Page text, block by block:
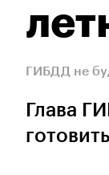
ГИБДД не
Глава